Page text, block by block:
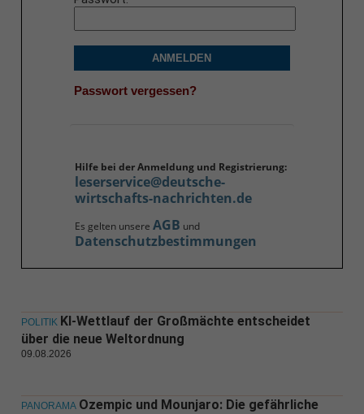
ANMELDEN
Passwort vergessen?
Hilfe bei der Anmeldung und Registrierung:
leserservice@deutsche-
wirtschafts-nachrichten.de
Es gelten unsere AGB und
Datenschutzbestimmungen
POLITIK KI-Wettlauf der Großmächte entscheidet
über die neue Weltordnung
09.08.2026
PANORAMA Ozempic und Mounjaro: Die gefährliche